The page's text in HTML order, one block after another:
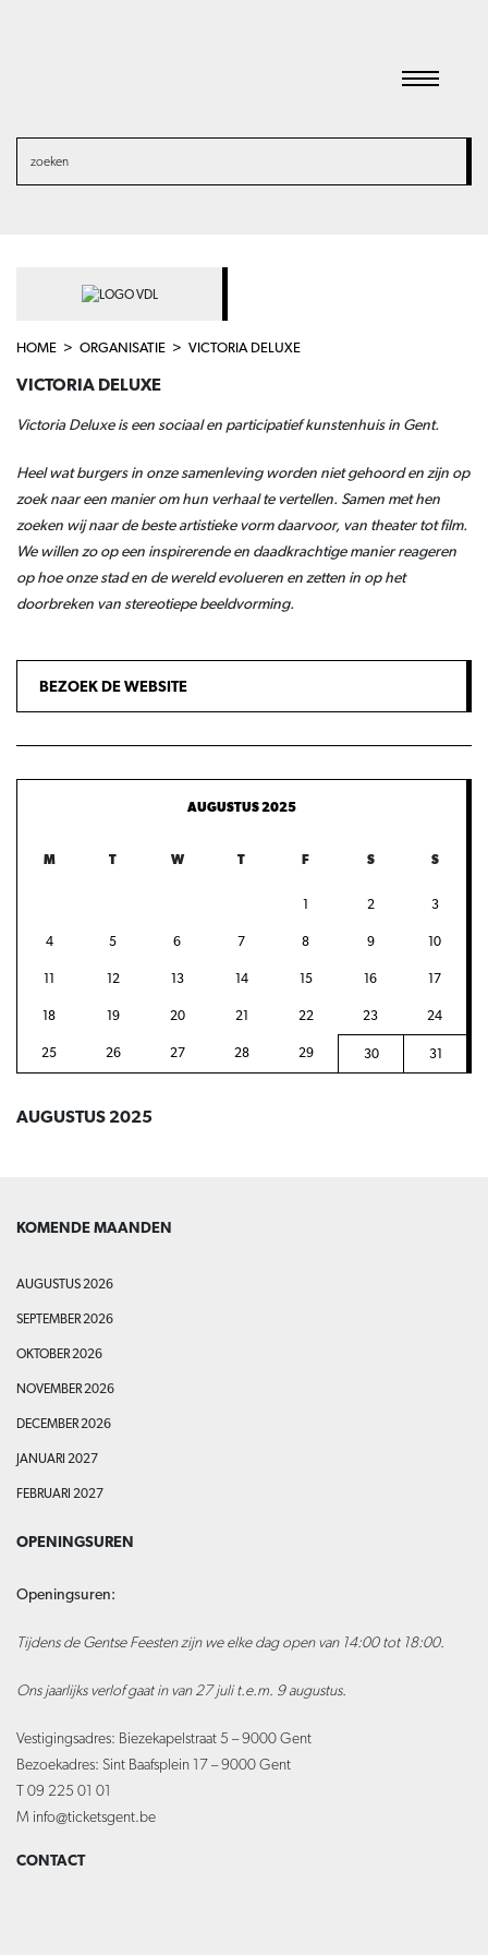
HOME ORGANISATIE VICTORIA DELUXE
VICTORIA DELUXE
Victoria Deluxe is een sociaal en participatief kunstenhuis in Gent.
Heel wat burgers in onze samenleving worden niet gehoord en zijn op
zoek naar een manier om hun verhaal te vertellen. Samen met hen
zoeken wij naar de beste artistieke vorm daarvoor, van theater tot film.
We willen zo op een inspirerende en daadkrachtige manier reageren
op hoe onze stad en de wereld evolueren en zetten in op het
doorbreken van stereotiepe beeldvorming.
BEZOEK DE WEBSITE
AUGUSTUS 2025
M T W T F S S
1 2 3
4 5 6 7 8 9 10
11 12 13 14 15 16 17
18 19 20 21 22 23 24
25 26 27 28 29 30 31
AUGUSTUS 2025
KOMENDE MAANDEN
AUGUSTUS 2026
SEPTEMBER 2026
OKTOBER 2026
NOVEMBER 2026
DECEMBER 2026
JANUARI 2027
FEBRUARI 2027
OPENINGSUREN
Openingsuren:
Tijdens de Gentse Feesten zijn we elke dag open van 14:00 tot 18:00.
Ons jaarlijks verlof gaat in van 27 juli t.e.m. 9 augustus.
Vestigingsadres: Biezekapelstraat 5 – 9000 Gent
Bezoekadres: Sint Baafsplein 17 – 9000 Gent
T 09 225 01 01
M info@ticketsgent.be
CONTACT